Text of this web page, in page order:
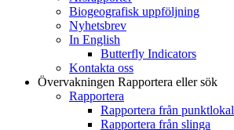
Biogeografisk uppföljning
Nyhetsbrev
In English
Butterfly Indicators
Kontakta oss
Övervakningen Rapportera eller sök
Rapportera
Rapportera från punktlokal
Rapportera från slinga